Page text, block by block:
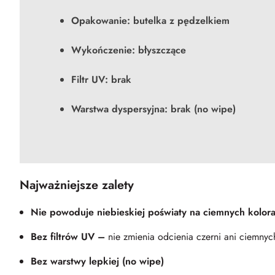
Opakowanie: butelka z pędzelkiem
Wykończenie: błyszczące
Filtr UV: brak
Warstwa dyspersyjna: brak (no wipe)
Najważniejsze zalety
Nie powoduje niebieskiej poświaty na ciemnych
Bez filtrów UV – nie zmienia odcienia czerni ani
Bez warstwy lepkiej (no wipe)